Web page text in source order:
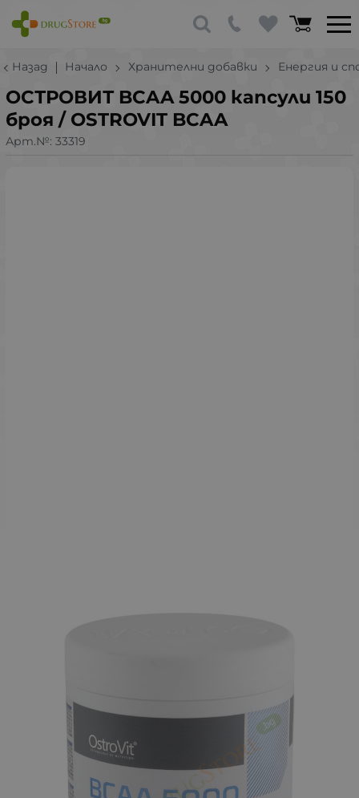
Назад Начало Хранителни добавки Енергия и
ОСТРОВИТ BCAA 5000 капсули 150
броя / OSTROVIT BCAA
Арт.№: 33319